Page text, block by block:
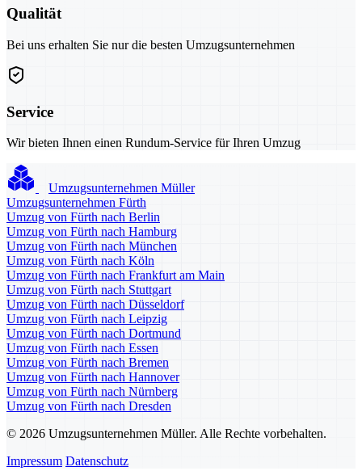
Qualität
Bei uns erhalten Sie nur die besten Umzugsunternehmen
Service
Wir bieten Ihnen einen Rundum-Service für Ihren Umzug
Umzugsunternehmen Müller
Umzugsunternehmen Fürth
Umzug von Fürth nach Berlin
Umzug von Fürth nach Hamburg
Umzug von Fürth nach München
Umzug von Fürth nach Köln
Umzug von Fürth nach Frankfurt am Main
Umzug von Fürth nach Stuttgart
Umzug von Fürth nach Düsseldorf
Umzug von Fürth nach Leipzig
Umzug von Fürth nach Dortmund
Umzug von Fürth nach Essen
Umzug von Fürth nach Bremen
Umzug von Fürth nach Hannover
Umzug von Fürth nach Nürnberg
Umzug von Fürth nach Dresden
© 2026 Umzugsunternehmen Müller. Alle Rechte vorbehalten.
Impressum Datenschutz